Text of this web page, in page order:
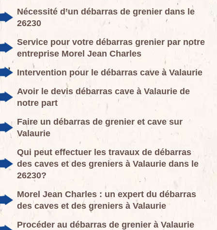
Nécessité d’un débarras de grenier dans le
26230
Service pour votre débarras grenier par notre
entreprise Morel Jean Charles
Intervention pour le débarras cave à Valaurie
Avoir le devis débarras cave à Valaurie de
notre part
Faire un débarras de grenier et cave sur
Valaurie
Qui peut effectuer les travaux de débarras
des caves et des greniers à Valaurie dans le
26230?
Morel Jean Charles : un expert du débarras
des caves et des greniers à Valaurie
Procéder au débarras de grenier à Valaurie